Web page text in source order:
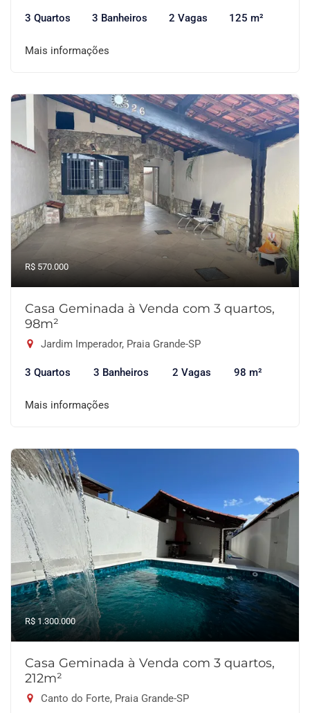
3 Quartos 3 Banheiros 2 Vagas 125 m²
Mais informações
R$ 570.000
Casa Geminada à Venda com 3 quartos,
98m²
Jardim Imperador, Praia Grande-SP
3 Quartos 3 Banheiros 2 Vagas 98 m²
Mais informações
R$ 1.300.000
Casa Geminada à Venda com 3 quartos,
212m²
Canto do Forte, Praia Grande-SP